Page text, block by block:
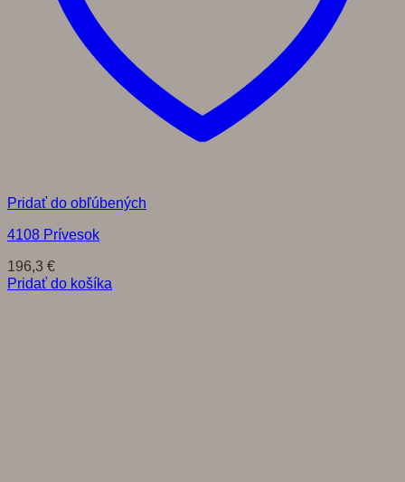
Pridať do obľúbených
4108 Prívesok
196,3 €
Pridať do košíka